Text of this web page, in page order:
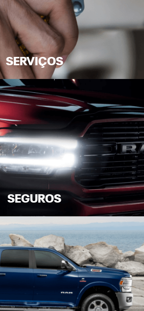
SERVIÇOS
SEGUROS